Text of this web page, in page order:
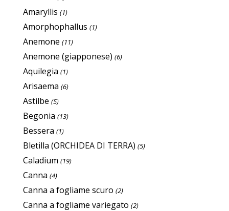
Amaryllis (1)
Amorphophallus (1)
Anemone (11)
Anemone (giapponese) (6)
Aquilegia (1)
Arisaema (6)
Astilbe (5)
Begonia (13)
Bessera (1)
Bletilla (ORCHIDEA DI TERRA) (5)
Caladium (19)
Canna (4)
Canna a fogliame scuro (2)
Canna a fogliame variegato (2)